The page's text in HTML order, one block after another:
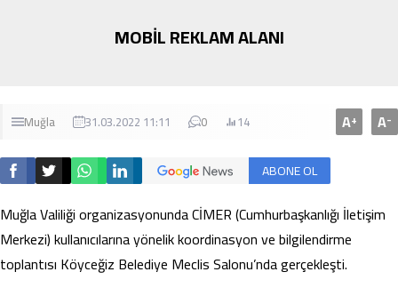
MOBİL REKLAM ALANI
Muğla 31.03.2022 11:11 0 14 A+ A-
ABONE OL
Muğla Valiliği organizasyonunda CİMER (Cumhurbaşkanlığı İletişim
Merkezi) kullanıcılarına yönelik koordinasyon ve bilgilendirme
toplantısı Köyceğiz Belediye Meclis Salonu’nda gerçekleşti.